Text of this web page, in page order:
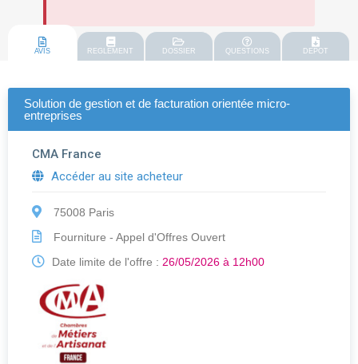
AVIS REGLEMENT DOSSIER QUESTIONS DEPOT
Solution de gestion et de facturation orientée micro-
entreprises
CMA France
Accéder au site acheteur
75008 Paris
Fourniture - Appel d'Offres Ouvert
Date limite de l'offre : 26/05/2026 à 12h00